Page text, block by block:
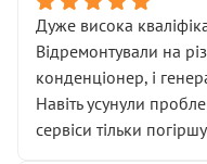
Дуже висока
Відремонтували на
конденціонер, і
Навіть усунули
сервіси тільки